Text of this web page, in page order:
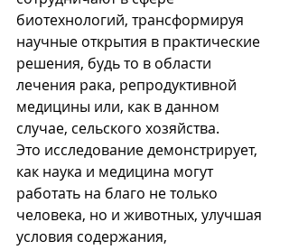
биотехнологий, трансформируя
научные открытия в практические
решения, будь то в области
лечения рака, репродуктивной
медицины или, как в данном
случае, сельского хозяйства.
Это исследование демонстрирует,
как наука и медицина могут
работать на благо не только
человека, но и животных, улучшая
условия содержания,